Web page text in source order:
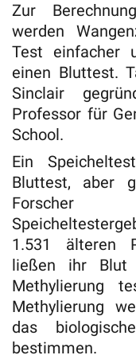
Zur
werden
Test einfacher
einen Bluttest.
Sinclair
Professor für
School.
Ein
Bluttest, aber
1.531 älteren
ließen ihr
Methylierung
Methylierung
das
bestimmen.